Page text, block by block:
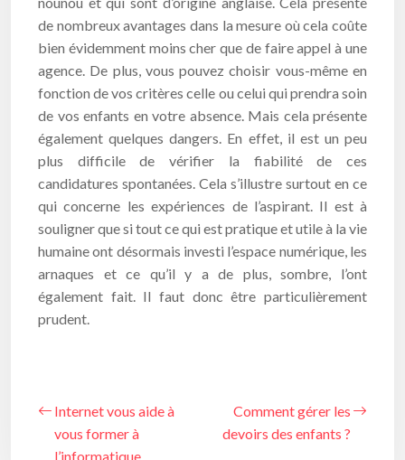
de nombreux avantages dans la mesure où cela coûte
bien évidemment moins cher que de faire appel à une
agence. De plus, vous pouvez choisir vous-même en
fonction de vos critères celle ou celui qui prendra soin
de vos enfants en votre absence. Mais cela présente
également quelques dangers. En effet, il est un peu
plus difficile de vérifier la fiabilité de ces
candidatures spontanées. Cela s’illustre surtout en ce
qui concerne les expériences de l’aspirant. Il est à
souligner que si tout ce qui est pratique et utile à la vie
humaine ont désormais investi l’espace numérique, les
arnaques et ce qu’il y a de plus, sombre, l’ont
également fait. Il faut donc être particulièrement
prudent.
Internet vous aide à
vous former à
l’informatique
Comment gérer les
devoirs des enfants ?